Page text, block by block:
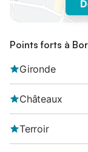
Points forts à
Gironde
Châteaux
Terroir